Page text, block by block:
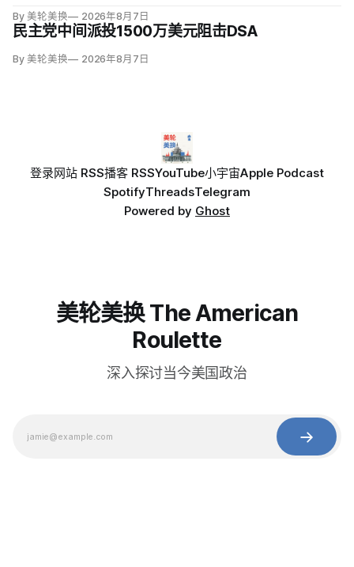
By 美轮美换 2026年8月7日
民主党中间派投1500万美元阻击DSA
By 美轮美换 2026年8月7日
登录网站 RSS播客 RSSYouTube小宇宙Apple Podcast
SpotifyThreadsTelegram
Powered by Ghost
美轮美换 The American
Roulette
深入探讨当今美国政治